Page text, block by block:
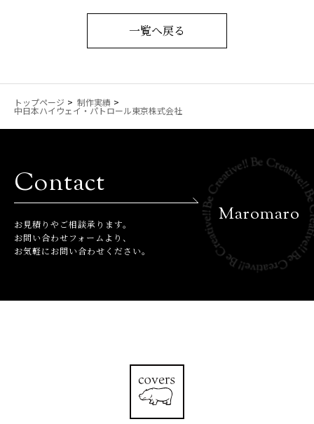
一覧へ戻る
トップページ 制作実績
中日本ハイウェイ・パトロール東京株式会社
Contact
お⾒積りやご相談承ります。
お問い合わせフォームより、
お気軽にお問い合わせください。
Maromaro